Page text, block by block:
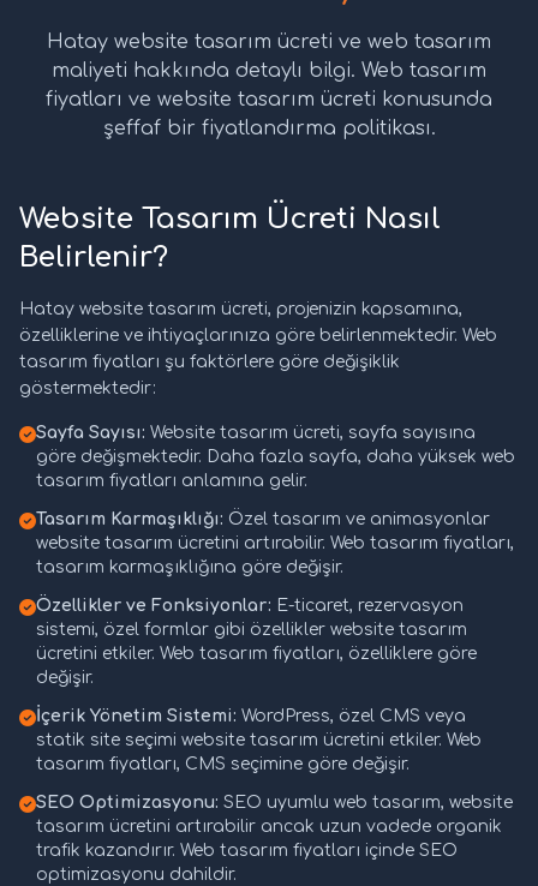
Hatay website tasarım ücreti ve web tasarım
maliyeti hakkında detaylı bilgi. Web tasarım
fiyatları ve website tasarım ücreti konusunda
şeffaf bir fiyatlandırma politikası.
Website Tasarım Ücreti Nasıl
Belirlenir?
Hatay website tasarım ücreti, projenizin kapsamına,
özelliklerine ve ihtiyaçlarınıza göre belirlenmektedir. Web
tasarım fiyatları şu faktörlere göre değişiklik
göstermektedir:
Sayfa Sayısı: Website tasarım ücreti, sayfa sayısına
göre değişmektedir. Daha fazla sayfa, daha yüksek web
tasarım fiyatları anlamına gelir.
Tasarım Karmaşıklığı: Özel tasarım ve animasyonlar
website tasarım ücretini artırabilir. Web tasarım fiyatları,
tasarım karmaşıklığına göre değişir.
Özellikler ve Fonksiyonlar: E-ticaret, rezervasyon
sistemi, özel formlar gibi özellikler website tasarım
ücretini etkiler. Web tasarım fiyatları, özelliklere göre
değişir.
İçerik Yönetim Sistemi: WordPress, özel CMS veya
statik site seçimi website tasarım ücretini etkiler. Web
tasarım fiyatları, CMS seçimine göre değişir.
SEO Optimizasyonu: SEO uyumlu web tasarım, website
tasarım ücretini artırabilir ancak uzun vadede organik
trafik kazandırır. Web tasarım fiyatları içinde SEO
optimizasyonu dahildir.